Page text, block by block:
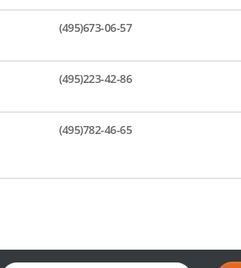
(495)673-06-57
(495)223-42-86
(495)782-46-65